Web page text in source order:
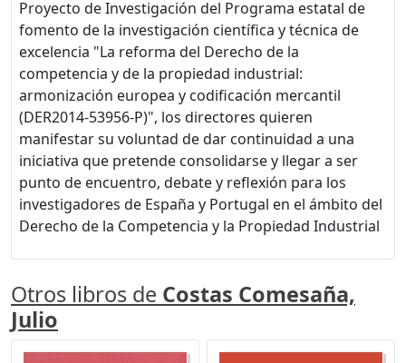
Proyecto de Investigación del Programa estatal de
fomento de la investigación científica y técnica de
excelencia "La reforma del Derecho de la
competencia y de la propiedad industrial:
armonización europea y codificación mercantil
(DER2014-53956-P)", los directores quieren
manifestar su voluntad de dar continuidad a una
iniciativa que pretende consolidarse y llegar a ser
punto de encuentro, debate y reflexión para los
investigadores de España y Portugal en el ámbito del
Derecho de la Competencia y la Propiedad Industrial
Otros libros de Costas Comesaña,
Julio